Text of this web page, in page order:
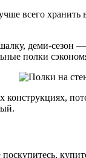
всего
деми-
полки